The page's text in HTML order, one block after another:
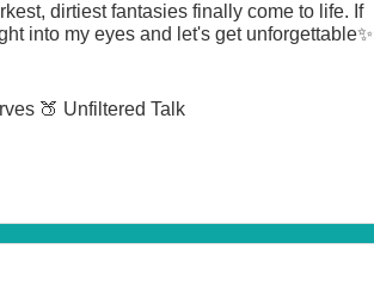
dirtiest fantasies finally come to life. If
into my eyes and let's get unforgettable✨
🍑 Unfiltered Talk